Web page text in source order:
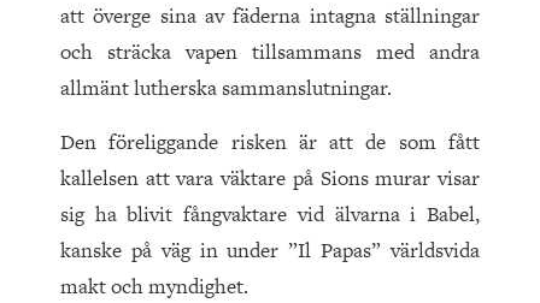
att överge sina av fäderna intagna ställningar
och sträcka vapen tillsammans med andra
allmänt lutherska sammanslutningar.
Den föreliggande risken är att de som fått
kallelsen att vara väktare på Sions murar visar
sig ha blivit fångvaktare vid älvarna i Babel,
kanske på väg in under ”Il Papas” världsvida
makt och myndighet.